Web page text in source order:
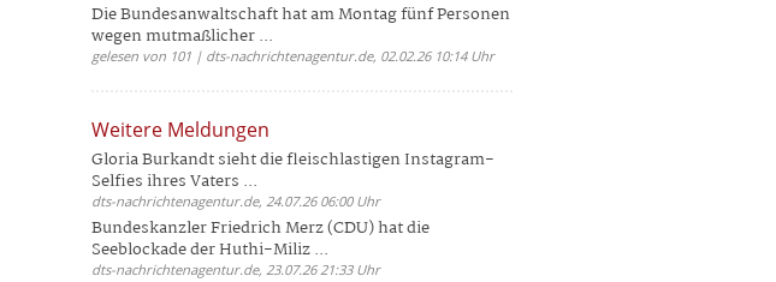
Die Bundesanwaltschaft hat am Montag fünf Personen
wegen mutmaßlicher ...
gelesen von 101 | dts-nachrichtenagentur.de, 02.02.26 10:14 Uhr
Weitere Meldungen
Gloria Burkandt sieht die fleischlastigen Instagram-
Selfies ihres Vaters ...
dts-nachrichtenagentur.de, 24.07.26 06:00 Uhr
Bundeskanzler Friedrich Merz (CDU) hat die
Seeblockade der Huthi-Miliz ...
dts-nachrichtenagentur.de, 23.07.26 21:33 Uhr